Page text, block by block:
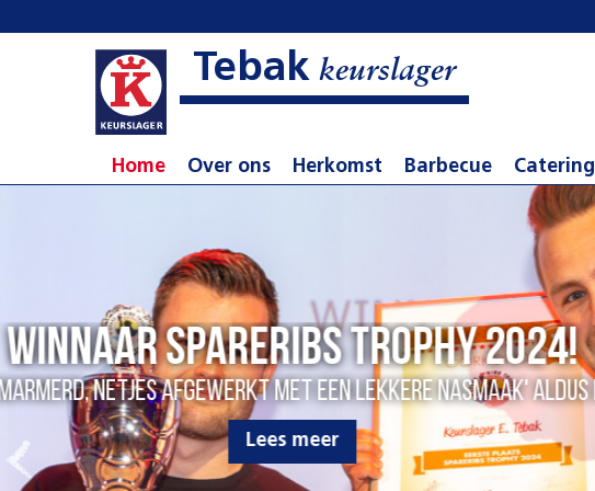
Tebakkeurslager
Home Over ons Herkomst Barbecue Catering